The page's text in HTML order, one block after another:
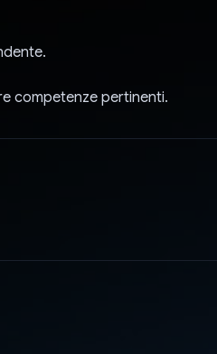
competenze pertinenti.